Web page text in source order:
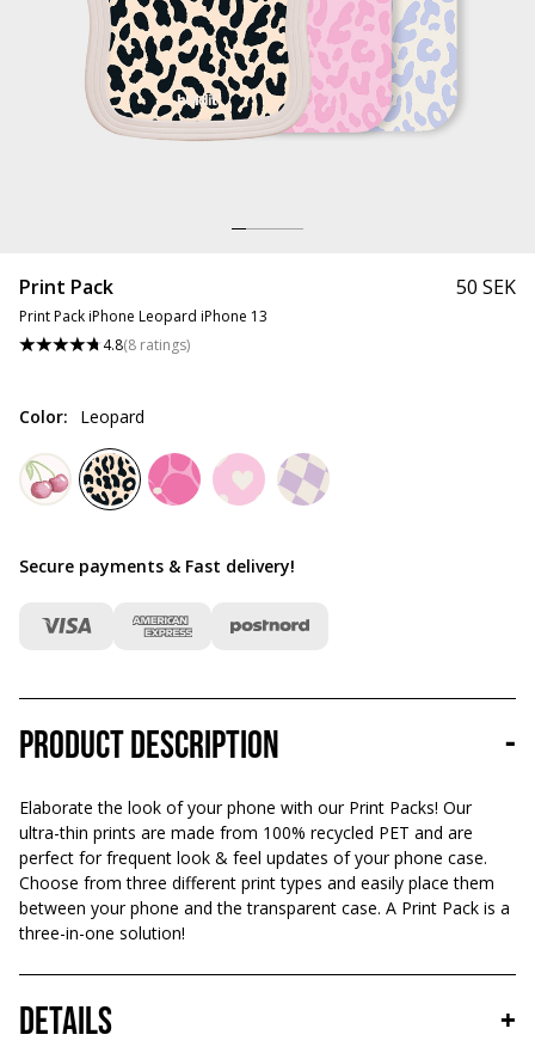
Print Pack
Print Pack iPhone Leopard iPhone 13
4.8(8 ratings)
50 SEK
Color: Leopard
Secure payments & Fast delivery!
Product description -
Elaborate the look of your phone with our Print Packs! Our
ultra-thin prints are made from 100% recycled PET and are
perfect for frequent look & feel updates of your phone case.
Choose from three different print types and easily place them
between your phone and the transparent case. A Print Pack is a
three-in-one solution!
Details +